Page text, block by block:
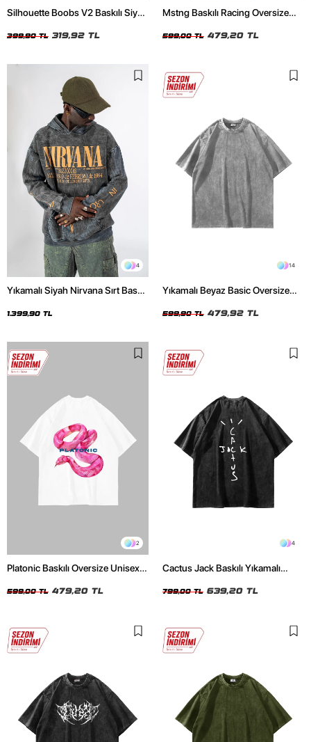
Silhouette Boobs V2 Baskılı Siyah
399,90 TL 319,92 TL
Mstng Baskılı Racing Oversize
599,00 TL 479,20 TL
4
Yıkamalı Siyah Nirvana Sırt Baskılı
1.399,90 TL
14
Yıkamalı Beyaz Basic Oversize
599,90 TL 479,92 TL
2
Platonic Baskılı Oversize Unisex
599,00 TL 479,20 TL
4
Cactus Jack Baskılı Yıkamalı
799,00 TL 639,20 TL